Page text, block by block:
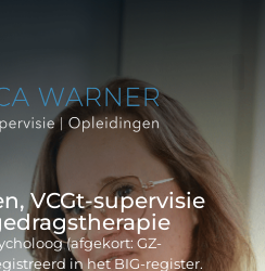
VCGt-supervisie
(afgekort: GZ-
in het BIG-register.